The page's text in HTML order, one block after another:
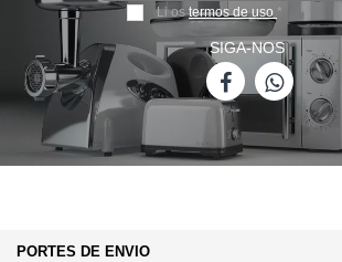
Li ostermos de uso *
SIGA-NOS
PORTES DE ENVIO